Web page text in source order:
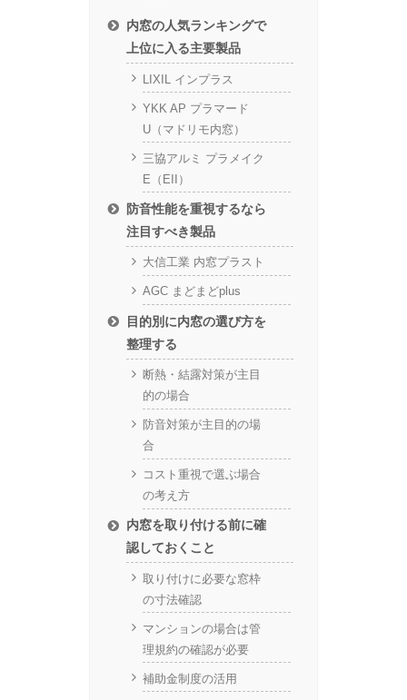
内窓の人気ランキングで
上位に入る主要製品
LIXIL インプラス
YKK AP プラマード
U（マドリモ内窓）
三協アルミ プラメイク
E（EII）
防音性能を重視するなら
注目すべき製品
大信工業 内窓プラスト
AGC まどまどplus
目的別に内窓の選び方を
整理する
断熱・結露対策が主目
的の場合
防音対策が主目的の場
合
コスト重視で選ぶ場合
の考え方
内窓を取り付ける前に確
認しておくこと
取り付けに必要な窓枠
の寸法確認
マンションの場合は管
理規約の確認が必要
補助金制度の活用